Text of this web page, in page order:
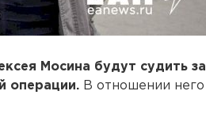
Мосина будут судить за
операции. В отношении него